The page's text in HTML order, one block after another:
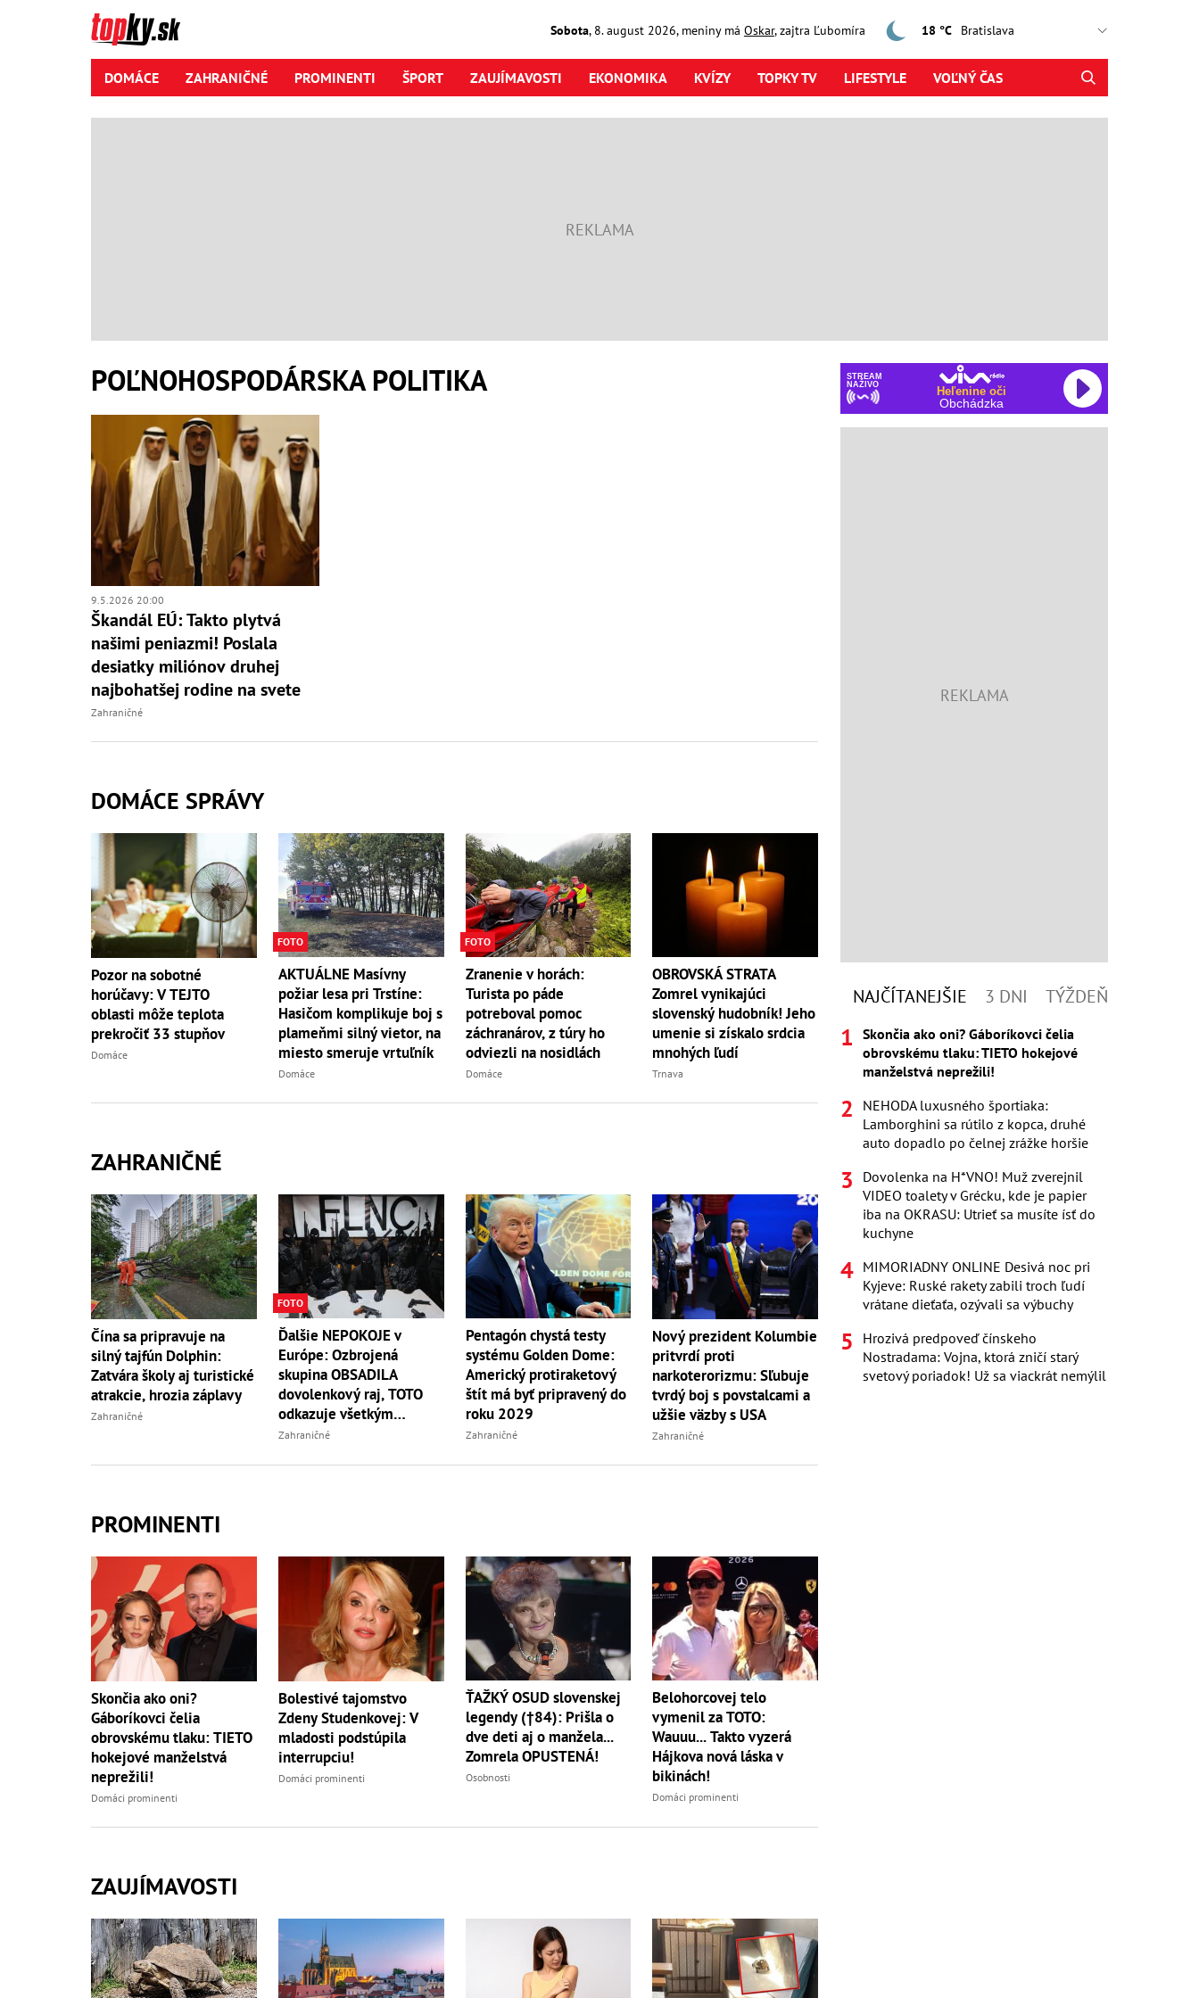
Sobota, 8. august2026, meniny má Oskar, zajtra Ľubomíra 18 °C
DOMÁCE ZAHRANIČNÉ PROMINENTI ŠPORT ZAUJÍMAVOSTI EKONOMIKA KVÍZY TOPKY TV LIFESTYLE VOĽNÝ ČAS
POĽNOHOSPODÁRSKA POLITIKA
9.5.2026 20:00
Škandál EÚ: Takto plytvá
našimi peniazmi! Poslala
desiatky miliónov druhej
najbohatšej rodine na svete
Zahraničné
DOMÁCE SPRÁVY
Pozor na sobotné
horúčavy: V TEJTO
oblasti môže teplota
prekročiť 33 stupňov
Domáce
FOTO
AKTUÁLNE Masívny
požiar lesa pri Trstíne:
Hasičom komplikuje boj s
plameňmi silný vietor, na
miesto smeruje vrtuľník
Domáce
FOTO
Zranenie v horách:
Turista po páde
potreboval pomoc
záchranárov, z túry ho
odviezli na nosidlách
Domáce
OBROVSKÁ STRATA
Zomrel vynikajúci
slovenský hudobník! Jeho
umenie si získalo srdcia
mnohých ľudí
Trnava
ZAHRANIČNÉ
Čína sa pripravuje na
silný tajfún Dolphin:
Zatvára školy aj turistické
atrakcie, hrozia záplavy
Zahraničné
FOTO
Ďalšie NEPOKOJE v
Európe: Ozbrojená
skupina OBSADILA
dovolenkový raj, TOTO
odkazuje všetkým
turistom!
Zahraničné
Pentagón chystá testy
systému Golden Dome:
Americký protiraketový
štít má byť pripravený do
roku 2029
Zahraničné
Nový prezident Kolumbie
pritvrdí proti
narkoterorizmu: Sľubuje
tvrdý boj s povstalcami a
užšie väzby s USA
Zahraničné
PROMINENTI
Skončia ako oni?
Gáboríkovci čelia
obrovskému tlaku: TIETO
hokejové manželstvá
neprežili!
Domáci prominenti
Bolestivé tajomstvo
Zdeny Studenkovej: V
mladosti podstúpila
interrupciu!
Domáci prominenti
ŤAŽKÝ OSUD slovenskej
legendy (†84): Prišla o
dve deti aj o manžela...
Zomrela OPUSTENÁ!
Osobnosti
Belohorcovej telo
vymenil za TOTO:
Wauuu... Takto vyzerá
Hájkova nová láska v
bikinách!
Domáci prominenti
ZAUJÍMAVOSTI
STREAM
NAŽIVO
Heľenine oči
Obchádzka
NAJČÍTANEJŠIE 3 DNI TÝŽDEŇ
Skončia ako oni? Gáboríkovci čelia
obrovskému tlaku: TIETO hokejové
manželstvá neprežili!
NEHODA luxusného športiaka:
Lamborghini sa rútilo z kopca, druhé
auto dopadlo po čelnej zrážke horšie
Dovolenka na H*VNO! Muž zverejnil
VIDEO toalety v Grécku, kde je papier
iba na OKRASU: Utrieť sa musíte ísť do
kuchyne
MIMORIADNY ONLINE Desivá noc pri
Kyjeve: Ruské rakety zabili troch ľudí
vrátane dieťaťa, ozývali sa výbuchy
Hrozivá predpoveď čínskeho
Nostradama: Vojna, ktorá zničí starý
svetový poriadok! Už sa viackrát nemýlil